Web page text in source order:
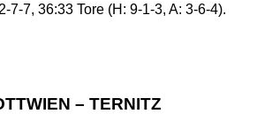
7-7, 36:33 Tore (H: 9-1-3, A: 3-6-4).
– TERNITZ